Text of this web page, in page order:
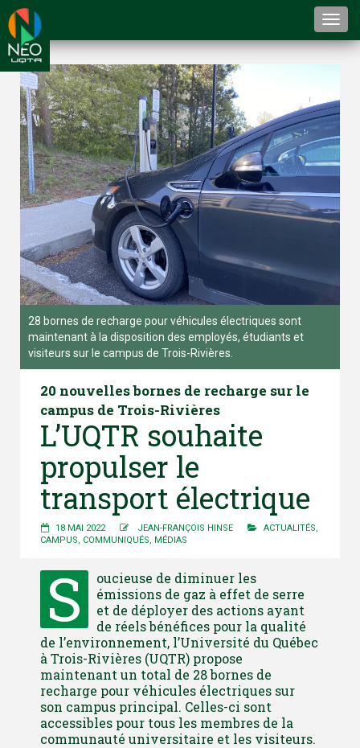
28 bornes de recharge pour véhicules électriques sont
maintenant à la disposition des employés, étudiants et
visiteurs sur le campus de Trois-Rivières.
20 nouvelles bornes de recharge sur le
campus de Trois-Rivières
L’UQTR souhaite
propulser le
transport électrique
18 MAI 2022 JEAN-FRANÇOIS HINSE ACTUALITÉS
CAMPUS
COMMUNIQUÉS MÉDIAS
S
oucieuse de diminuer les
émissions de gaz à effet de serre
et de déployer des actions ayant
de réels bénéfices pour la qualité
de l’environnement, l’Université du Québec
à Trois-Rivières (UQTR) propose
maintenant un total de 28 bornes de
recharge pour véhicules électriques sur
son campus principal. Celles-ci sont
accessibles pour tous les membres de la
communauté universitaire et les visiteurs.